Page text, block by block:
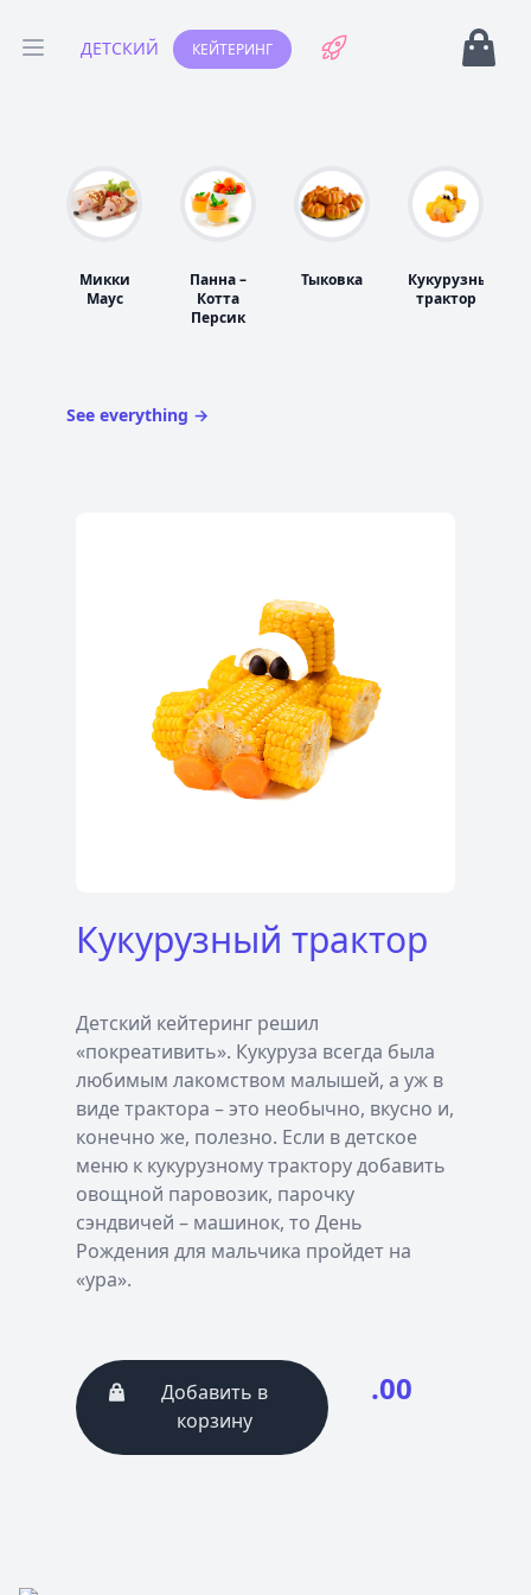
Open menu
ДЕТСКИЙ КЕЙТЕРИНГ Open
Микки
Маус
Панна –
Котта
Персик
Тыковка
Кукурузный
трактор
See everything →
Кукурузный трактор
Детский кейтеринг решил
«покреативить». Кукуруза всегда была
любимым лакомством малышей, а уж в
виде трактора – это необычно, вкусно и,
конечно же, полезно. Если в детское
меню к кукурузному трактору добавить
овощной паровозик, парочку
сэндвичей – машинок, то День
Рождения для мальчика пройдет на
«ура».
Добавить в
корзину
.00